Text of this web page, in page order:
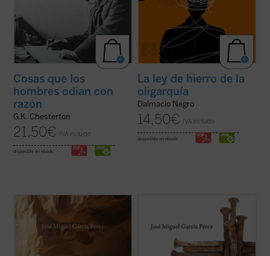
Cosas que los
hombres odian con
razón
G.K. Chesterton
21,50€ IVA incluido
disponible en ebook:
La ley de hierro de la
oligarquía
Dalmacio Negro
14,50€ IVA incluido
disponible en ebook:
José Miguel García centra la atención
sobre las dificultades o extrañezas
contenidas en los relatos evangélicos, que
son los testimonios más explícitos acerca
de lo que aconteció después de la muerte y
sepultura de Jesús de Nazaret. El ...
pasión de Cristo que aparecen en los
llamativas diferencias, incluso
contradicciones, entre algunos de los
pasajes narrados en ellos. El autor de este
libro ofrece, ...(ver ficha)